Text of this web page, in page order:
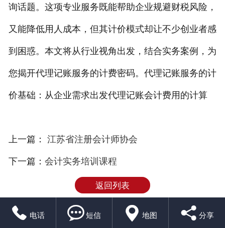
询话题。这项专业服务既能帮助企业规避财税风险，
又能降低用人成本，但其计价模式却让不少创业者感
到困惑。本文将从行业视角出发，结合实务案例，为
您揭开代理记账服务的计费密码。代理记账服务的计
价基础：从企业需求出发代理记账会计费用的计算
上一篇： 江苏省注册会计师协会
下一篇： 会计实务培训课程
返回列表
 电话 短信  地图  分享